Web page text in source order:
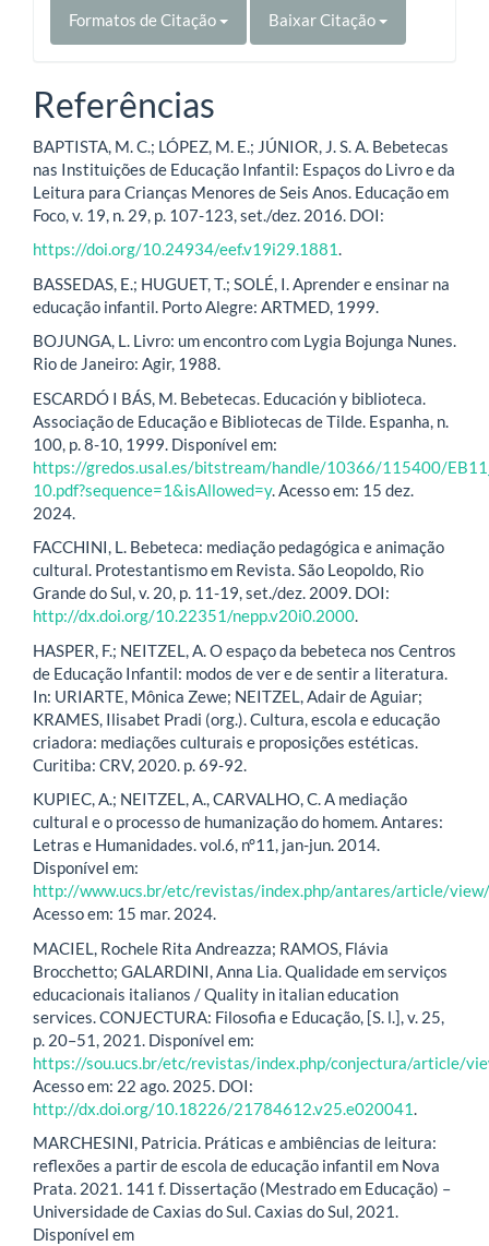
Formatos de Citação Baixar Citação
Referências
BAPTISTA, M. C.; LÓPEZ, M. E.; JÚNIOR, J. S. A. Bebetecas
nas Instituições de Educação Infantil: Espaços do Livro e da
Leitura para Crianças Menores de Seis Anos. Educação em
Foco, v. 19, n. 29, p. 107-123, set./dez. 2016. DOI:
https://doi.org/10.24934/eef.v19i29.1881.
BASSEDAS, E.; HUGUET, T.; SOLÉ, I. Aprender e ensinar na
educação infantil. Porto Alegre: ARTMED, 1999.
BOJUNGA, L. Livro: um encontro com Lygia Bojunga Nunes.
Rio de Janeiro: Agir, 1988.
ESCARDÓ I BÁS, M. Bebetecas. Educación y biblioteca.
Associação de Educação e Bibliotecas de Tilde. Espanha, n.
100, p. 8-10, 1999. Disponível em:
https://gredos.usal.es/bitstream/handle/10366/115400/
10.pdf?sequence=1&isAllowed=y. Acesso em: 15 dez.
2024.
FACCHINI, L. Bebeteca: mediação pedagógica e animação
cultural. Protestantismo em Revista. São Leopoldo, Rio
Grande do Sul, v. 20, p. 11-19, set./dez. 2009. DOI:
http://dx.doi.org/10.22351/nepp.v20i0.2000.
HASPER, F.; NEITZEL, A. O espaço da bebeteca nos Centros
de Educação Infantil: modos de ver e de sentir a literatura.
In: URIARTE, Mônica Zewe; NEITZEL, Adair de Aguiar;
KRAMES, Ilisabet Pradi (org.). Cultura, escola e educação
criadora: mediações culturais e proposições estéticas.
Curitiba: CRV, 2020. p. 69-92.
KUPIEC, A.; NEITZEL, A., CARVALHO, C. A mediação
cultural e o processo de humanização do homem. Antares:
Letras e Humanidades. vol.6, n°11, jan-jun. 2014.
Disponível em:
http://www.ucs.br/etc/revistas/index.php/antares/article/
Acesso em: 15 mar. 2024.
MACIEL, Rochele Rita Andreazza; RAMOS, Flávia
Brocchetto; GALARDINI, Anna Lia. Qualidade em serviços
educacionais italianos / Quality in italian education
services. CONJECTURA: Filosofia e Educação, [S. l.], v. 25,
p. 20–51, 2021. Disponível em:
https://sou.ucs.br/etc/revistas/index.php/conjectura/article/
Acesso em: 22 ago. 2025. DOI:
http://dx.doi.org/10.18226/21784612.v25.e020041
MARCHESINI, Patricia. Práticas e ambiências de leitura:
reflexões a partir de escola de educação infantil em Nova
Prata. 2021. 141 f. Dissertação (Mestrado em Educação) –
Universidade de Caxias do Sul. Caxias do Sul, 2021.
Disponível em